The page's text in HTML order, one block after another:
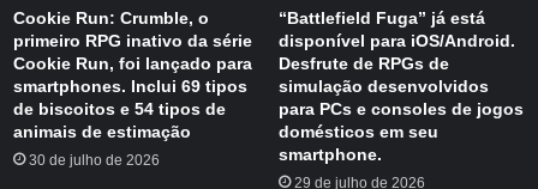
cenas animadas. Você pode conferir o jogo no
Google Play Store.
ALLfiring fez as pessoas falarem
Embora a reação ao jogo tenha sido bastante
Cookie Run: Crumble, o
primeiro RPG inativo da série
Cookie Run, foi lançado para
smartphones. Inclui 69 tipos
de biscoitos e 54 tipos de
animais de estimação
30 de julho de 2026
“Battlefield Fuga” já está
disponível para iOS/Android.
Desfrute de RPGs de
simulação desenvolvidos
para PCs e consoles de jogos
domésticos em seu
smartphone.
29 de julho de 2026